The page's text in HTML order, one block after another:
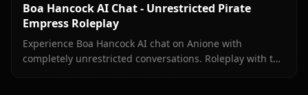
Boa Hancock AI Chat - Unrestricted Pirate
Empress Roleplay
Experience Boa Hancock AI chat on Anione with
completely unrestricted conversations. Roleplay with the